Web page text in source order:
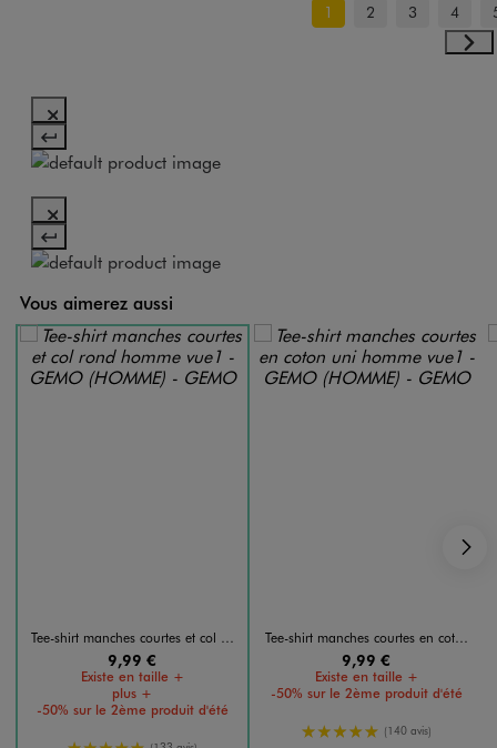
1 2 3 4
Vous aimerez aussi
Tee-shirt manches courtes et col rond homme
9,99 €
Existe en taille +
plus +
-50% sur le 2ème produit d'été
Tee-shirt manches courtes en coton uni homme
9,99 €
Existe en taille +
-50% sur le 2ème produit d'été
5/5 de moyenne
(140 avis)